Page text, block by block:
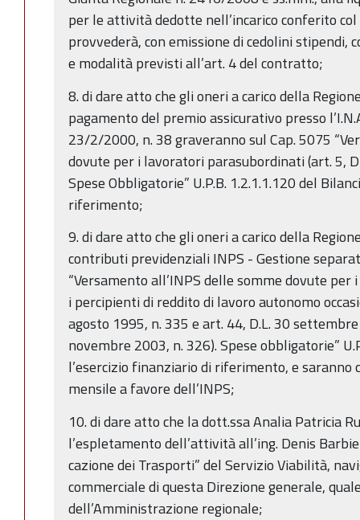
per le attività dedotte nell’incarico conferito
provvederà, con emissione di cedolini
e modalità previsti all’art. 4 del contratto;
8. di dare atto che gli oneri a carico della
pagamento del premio assicurativo presso
23/2/2000, n. 38 graveranno sul Cap. 5075
dovute per i lavoratori parasubordinati (art. 5,
Spese Obbligatorie” U.P.B. 1.2.1.1.120 del
riferimento;
9. di dare atto che gli oneri a carico della
contributi previdenziali INPS - Gestione
“Versamento all’INPS delle somme dovute
i percipienti di reddito di lavoro autonomo
agosto 1995, n. 335 e art. 44, D.L. 30
novembre 2003, n. 326). Spese obbligatorie”
l’esercizio finanziario di riferimento, e
mensile a favore dell’INPS;
10. di dare atto che la dott.ssa Analia Patricia
l’espletamento dell’attività all’ing. Denis
cazione dei Trasporti” del Servizio Viabilità,
commerciale di questa Direzione generale,
dell’Amministrazione regionale;